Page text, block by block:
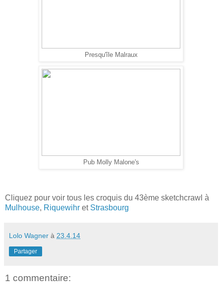
Presqu'île Malraux
Pub Molly Malone's
Cliquez pour voir tous les croquis du 43ème sketchcrawl à
Mulhouse, Riquewihr et Strasbourg
Lolo Wagner à 23.4.14
Partager
1 commentaire: